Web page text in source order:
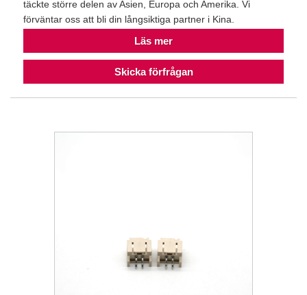
täckte större delen av Asien, Europa och Amerika. Vi
förväntar oss att bli din långsiktiga partner i Kina.
Läs mer
Skicka förfrågan